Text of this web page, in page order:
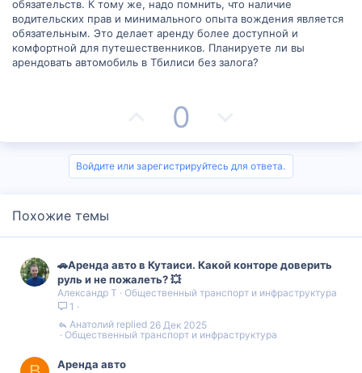
н
ы
й
л
о
н
ы
й
л
о
обязательств. К тому же, надо помнить, что наличие
водительских прав и минимального опыта вождения является
обязательным. Это делает аренду более доступной и
комфортной для путешественников. Планируете ли вы
арендовать автомобиль в Тбилиси без залога?
о
з
т
и
в
н
ы
0
е
г
т
и
в
ы
Войдите или зарегистрируйтесь для ответа.
Похожие темы
🚗Аренда авто в Кутаиси. Какой конторе доверить
руль и не пожалеть? 💥
Александр Т
Общественный транспорт и инфраструктура
1
Общественный транспорт и инфраструктура
26 Дек 2025
Анатолий
Аренда авто